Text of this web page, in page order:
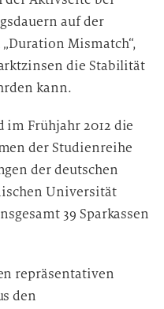
auf der
Mismatch“,
die Stabilität
kann.
Frühjahr 2012 die
der Studienreihe
der deutschen
Universität
39 Sparkassen
repräsentativen
den